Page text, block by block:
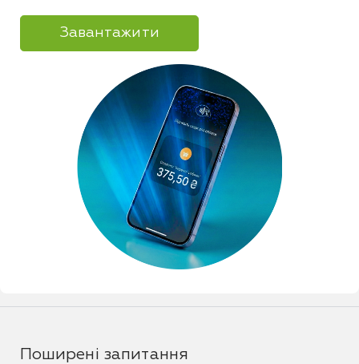
Завантажити
Поширені запитання